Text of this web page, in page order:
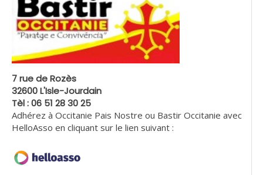
7 rue de Rozès
32600 L'Isle-Jourdain
Tèl : 06 51 28 30 25
Adhérez à Occitanie Pais Nostre ou Bastir Occitanie avec
HelloAsso en cliquant sur le lien suivant :